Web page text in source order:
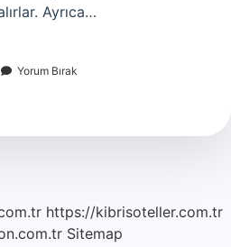
Ayrıca…
Yorum Bırak
https://kibrisoteller.com.tr
Sitemap